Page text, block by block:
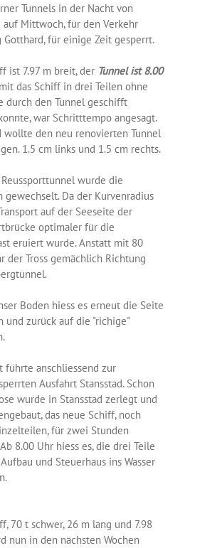
Tunnels in der Nacht von
auf Mittwoch, für den Verkehr
Gotthard, für einige Zeit gesperrt.
ist 7.97 m breit, der Tunnel ist 8.00
das Schiff in drei Teilen ohne
durch den Tunnel geschifft
war Schritttempo angesagt.
wollte den neu renovierten Tunnel
1.5 cm links und 1.5 cm rechts.
wurde die
gewechselt. Da der Kurvenradius
auf der Seeseite der
optimaler für die
eruiert wurde. Anstatt mit 80
der Tross gemächlich Richtung
Boden hiess es erneut die Seite
und zurück auf die "richige"
führte anschliessend zur
Ausfahrt Stansstad. Schon
wurde in Stansstad zerlegt und
das neue Schiff, noch
für zwei Stunden
8.00 Uhr hiess es, die drei Teile
und Steuerhaus ins Wasser
70 t schwer, 26 m lang und 7.98
nun in den nächsten Wochen